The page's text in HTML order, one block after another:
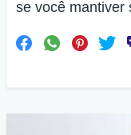
se você